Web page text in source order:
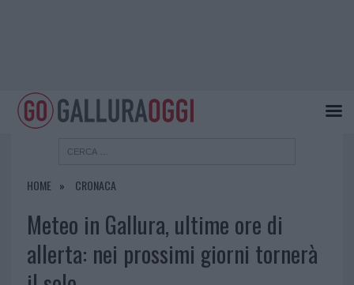
HOME CRONACA
Meteo in Gallura, ultime ore di
allerta: nei prossimi giorni tornerà